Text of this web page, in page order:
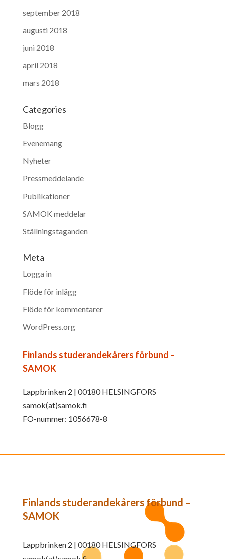
september 2018
augusti 2018
juni 2018
april 2018
mars 2018
Categories
Blogg
Evenemang
Nyheter
Pressmeddelande
Publikationer
SAMOK meddelar
Ställningstaganden
Meta
Logga in
Flöde för inlägg
Flöde för kommentarer
WordPress.org
Finlands studerandekårers förbund –
SAMOK
Lappbrinken 2 | 00180 HELSINGFORS
samok(at)samok.fi
FO-nummer: 1056678-8
Finlands studerandekårers förbund –
SAMOK
Lappbrinken 2 | 00180 HELSINGFORS